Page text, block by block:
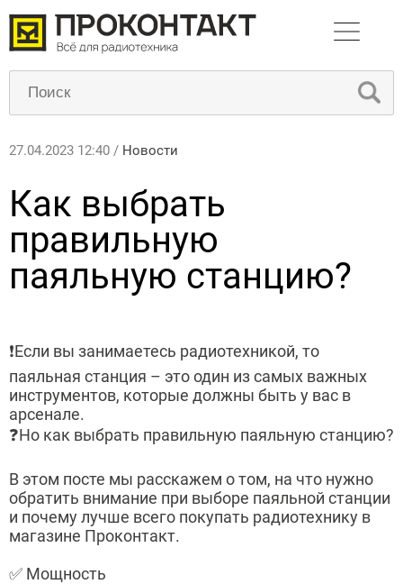
27.04.2023 12:40 / Новости
Как выбрать
правильную
паяльную станцию?
❗️Если вы занимаетесь радиотехникой, то
паяльная станция – это один из самых важных
инструментов, которые должны быть у вас в
арсенале.
❓Но как выбрать правильную паяльную станцию?
В этом посте мы расскажем о том, на что нужно
обратить внимание при выборе паяльной станции
и почему лучше всего покупать радиотехнику в
магазине Проконтакт.
✅ Мощность